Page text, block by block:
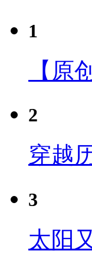
1
【原
2
穿越
3
太阳